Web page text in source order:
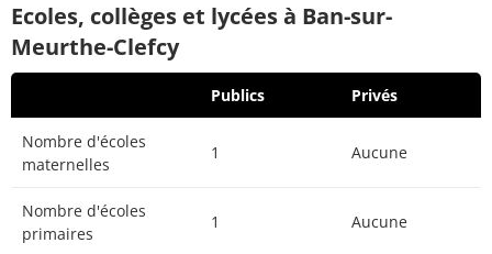
Ecoles, collèges et lycées à Ban-sur-
Meurthe-Clefcy
Publics Privés
Nombre d'écoles
maternelles
1 Aucune
Nombre d'écoles
primaires
1 Aucune